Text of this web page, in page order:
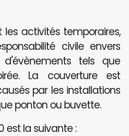
activités temporaires,
civile envers
tels que
La couverture est
par les installations
ponton ou buvette.
est la suivante :